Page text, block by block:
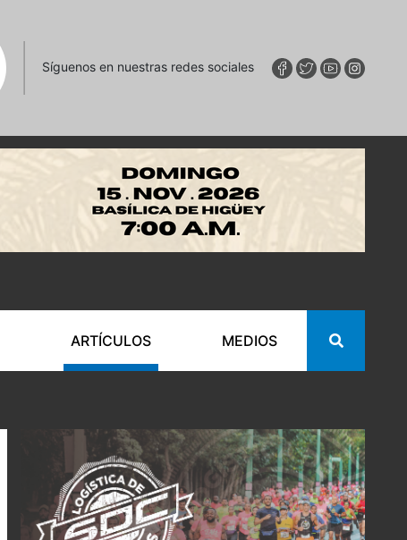
Síguenos en nuestras redes sociales
ARTÍCULOS MEDIOS